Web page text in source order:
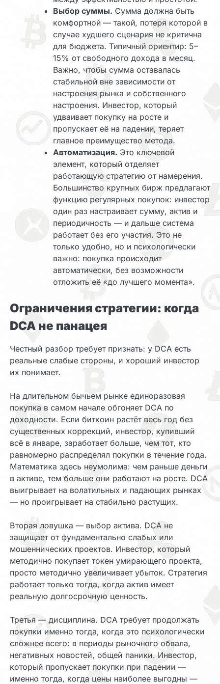
Выбор суммы. Сумма должна быть
комфортной — такой, потеря которой в
случае худшего сценария не критична
для бюджета. Типичный ориентир: 5–
15% от свободного дохода в месяц.
Важно, чтобы сумма оставалась
стабильной вне зависимости от
настроения рынка и собственного
настроения. Инвестор, который
удваивает покупку на росте и
пропускает её на падении, теряет
главное преимущество метода.
Автоматизация. Это ключевой
элемент, который отделяет
работающую стратегию от намерения.
Большинство крупных бирж предлагают
функцию регулярных покупок: инвестор
один раз настраивает сумму, актив и
периодичность — и дальше система
работает без его участия. Это не
только удобно, но и психологически
важно: покупка происходит
автоматически, без возможности
отложить её «до лучшего момента».
Ограничения стратегии: когда
DCA не панацея
Честный разбор требует признать: у DCA есть
реальные слабые стороны, и хороший инвестор
их понимает.
На длительном бычьем рынке единоразовая
покупка в самом начале обгоняет DCA по
доходности. Если биткоин растёт весь год без
существенных коррекций, инвестор, купивший
всё в январе, заработает больше, чем тот, кто
равномерно распределял покупки в течение года.
Математика здесь неумолима: чем раньше деньги
в активе, тем больше они работают на росте. DCA
выигрывает на волатильных и падающих рынках
— но проигрывает на стабильно растущих.
Вторая ловушка — выбор актива. DCA не
защищает от фундаментально слабых или
мошеннических проектов. Инвестор, который
методично покупает токен умирающего проекта,
просто методично увеличивает убыток. Стратегия
работает только тогда, когда актив имеет
реальную долгосрочную ценность.
Третья — дисциплина. DCA требует продолжать
покупки именно тогда, когда это психологически
сложнее всего: в периоды рыночного обвала,
негативных новостей, общей паники. Инвестор,
который пропускает покупки при падении —
именно тогда, когда цены наиболее выгодны —